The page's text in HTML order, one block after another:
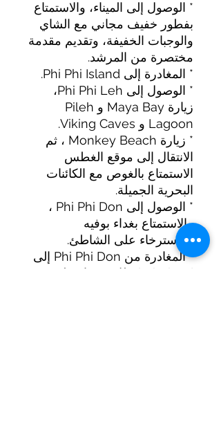
* الوصول إلى الميناء، والاستمتاع
بفطور خفيف مجاني مع الشاي
والوجبات الخفيفة، وتقديم مقدمة
مختصرة من المرشد.
* المغادرة إلى Phi Phi Island.
* الوصول إلى Phi Phi Leh،
زيارة Maya Bay و Pileh
Lagoon و Viking Caves.
* زيارة Monkey Beach ، ثم
الانتقال إلى موقع الغطس
الاستمتاع بالغوص مع الكائنات
البحرية الجميلة.
* الوصول إلى Phi Phi Don ،
والاستمتاع بغداء بوفيه
والاسترخاء على الشاطئ.
* المغادرة من Phi Phi Don إلى
Khai Island للاسترخاء على